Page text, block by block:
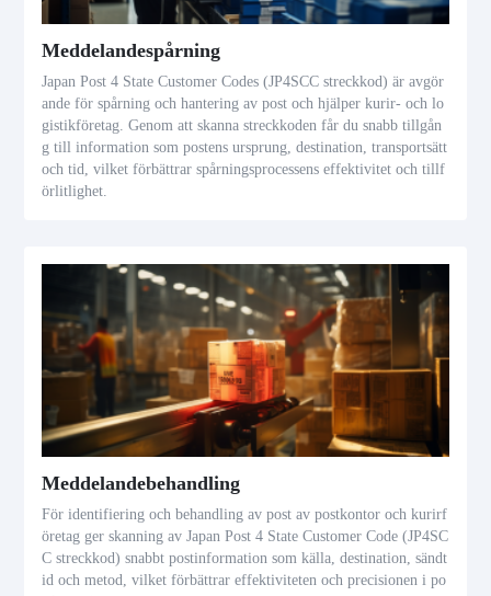
Meddelandespårning
Japan Post 4 State Customer Codes (JP4SCC streckkod) är avgör
ande för spårning och hantering av post och hjälper kurir- och lo
gistikföretag. Genom att skanna streckkoden får du snabb tillgån
g till information som postens ursprung, destination, transportsätt
och tid, vilket förbättrar spårningsprocessens effektivitet och tillf
örlitlighet.
Meddelandebehandling
För identifiering och behandling av post av postkontor och kurirf
öretag ger skanning av Japan Post 4 State Customer Code (JP4SC
C streckkod) snabbt postinformation som källa, destination, sändt
id och metod, vilket förbättrar effektiviteten och precisionen i po